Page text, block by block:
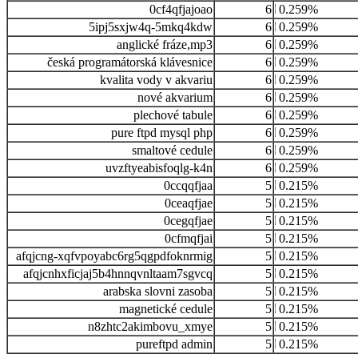
0cf4qfjajoao
6 0.259%
5ipj5sxjw4q-5mkq4kdw
6 0.259%
anglické fráze,mp3
6 0.259%
česká programátorská klávesnice
6 0.259%
kvalita vody v akvariu
6 0.259%
nové akvarium
6 0.259%
plechové tabule
6 0.259%
pure ftpd mysql php
6 0.259%
smaltové cedule
6 0.259%
uvzftyeabisfoqlg-k4n
6 0.259%
0ccqqfjaa
5 0.215%
0ceaqfjae
5 0.215%
0cegqfjae
5 0.215%
0cfmqfjai
5 0.215%
afqjcng-xqfvpoyabc6rg5qgpdfoknrmig
5 0.215%
afqjcnhxficjaj5b4hnnqvnltaam7sgvcq
5 0.215%
arabska slovni zasoba
5 0.215%
magnetické cedule
5 0.215%
n8zhtc2akimbovu_xmye
5 0.215%
pureftpd admin
5 0.215%